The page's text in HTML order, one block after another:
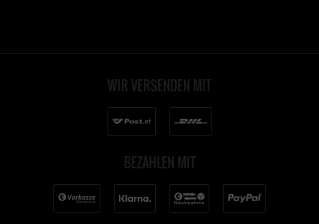
WIR VERSENDEN MIT
BEZAHLEN MIT